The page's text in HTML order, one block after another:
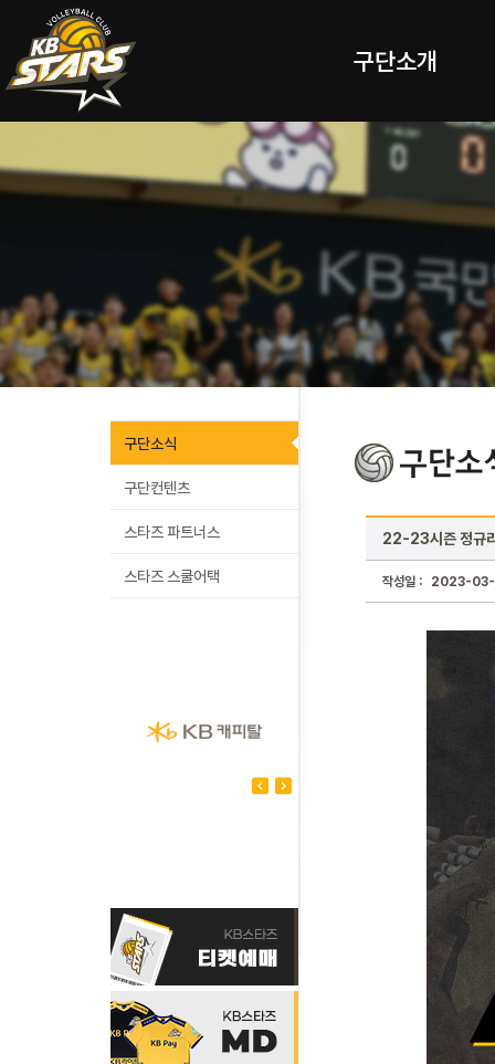
구단소개
구단소식
구단컨텐츠
스타즈 파트너스
스타즈 스쿨어택
22-23시즌 정규
작성일 : 2023-